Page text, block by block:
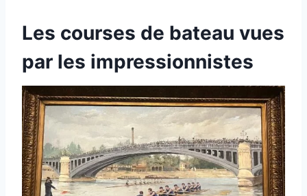
Les courses de bateau vues
par les impressionnistes